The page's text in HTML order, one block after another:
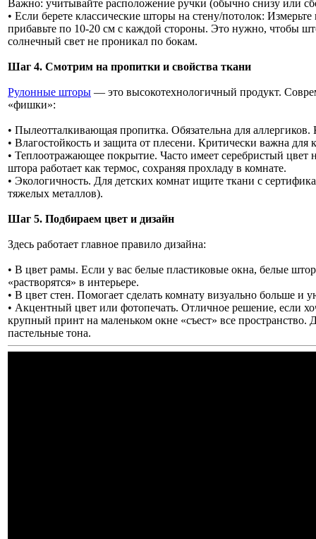
Важно: учитывайте расположение ручки (обычно снизу или
• Если берете классические шторы на стену/потолок:
прибавьте по 10-20 см с каждой стороны. Это нужно, чтобы
солнечный свет не проникал по бокам.
Шаг 4. Смотрим на пропитки и свойства ткани
Рулонные шторы — это высокотехнологичный продукт.
«фишки»:
• Пылеотталкивающая пропитка. Обязательна для
• Влагостойкость и защита от плесени. Критически важна для
• Теплоотражающее покрытие. Часто имеет серебристый цвет
штора работает как термос, сохраняя прохладу в комнате.
• Экологичность. Для детских комнат ищите ткани с
тяжелых металлов).
Шаг 5. Подбираем цвет и дизайн
Здесь работает главное правило дизайна:
• В цвет рамы. Если у вас белые пластиковые окна, белые
«растворятся» в интерьере.
• В цвет стен. Помогает сделать комнату визуально больше и
• Акцентный цвет или фотопечать. Отличное решение, если
крупный принт на маленьком окне «съест» все пространство.
пастельные тона.